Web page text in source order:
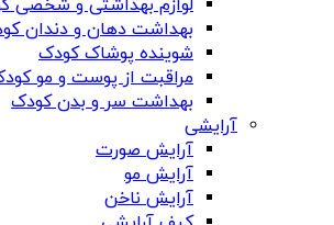
لوازم بهداشتی و شخصی
بهداشت دهان و دندان
شوینده پوشاک کودک
مراقبت از پوست و مو
بهداشت سر و بدن کودک
آرایشی
آرایش صورت
آرایش مو
آرایش ناخن